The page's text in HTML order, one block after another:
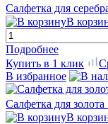
Салфетка для
В
Подробнее
Купить в 1 клик
В избранное
Салфетка для
В